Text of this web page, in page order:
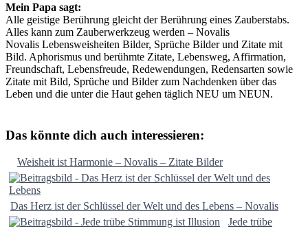
Mein Papa sagt:
Alle geistige Berührung gleicht der Berührung eines Zauberstabs.
Alles kann zum Zauberwerkzeug werden – Novalis
Novalis Lebensweisheiten Bilder, Sprüche Bilder und Zitate mit
Bild. Aphorismus und berühmte Zitate, Lebensweg, Affirmation,
Freundschaft, Lebensfreude, Redewendungen, Redensarten sowie
Zitate mit Bild, Sprüche und Bilder zum Nachdenken über das
Leben und die unter die Haut gehen täglich NEU um NEUN.
Das könnte dich auch interessieren:
Weisheit ist Harmonie – Novalis – Zitate Bilder
Das Herz ist der Schlüssel der Welt und des Lebens – Novalis
Jede trübe